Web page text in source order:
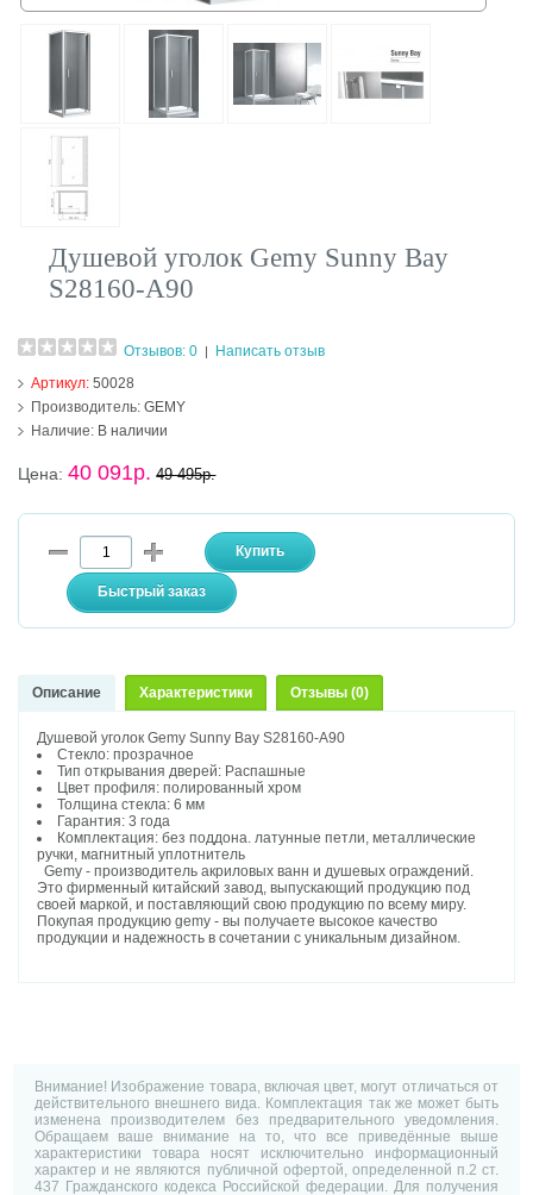
Душевой уголок Gemy Sunny Bay
S28160-A90
Отзывов: 0
Написать отзыв
Артикул:50028
Производитель: GEMY
Наличие: В наличии
Цена:40 091р. 49 495р.
Описание Характеристики Отзывы (0)
Душевой уголок Gemy Sunny Bay S28160-A90
Стекло: прозрачное
Тип открывания дверей: Распашные
Цвет профиля: полированный хром
Толщина стекла: 6 мм
Гарантия: 3 года
Комплектация: без поддона. латунные петли, металлические
ручки, магнитный уплотнитель
Gemy - производитель акриловых ванн и душевых ограждений.
Это фирменный китайский завод, выпускающий продукцию под
своей маркой, и поставляющий свою продукцию по всему миру.
Покупая продукцию gemy - вы получаете высокое качество
продукции и надежность в сочетании с уникальным дизайном.
Внимание! Изображение товара, включая цвет, могут отличаться от
действительного внешнего вида. Комплектация так же может быть
изменена производителем без предварительного уведомления.
Обращаем ваше внимание на то, что все приведённые выше
характеристики товара носят исключительно информационный
характер и не являются публичной офертой, определенной п.2 ст.
437 Гражданского кодекса Российской федерации. Для получения